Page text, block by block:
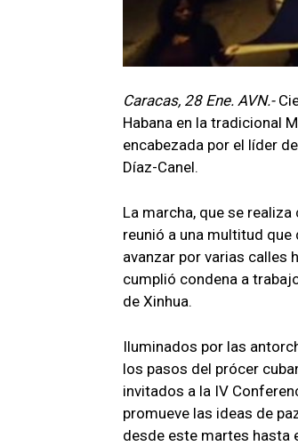
Caracas, 28 Ene. AVN.-
Habana en la tradicional
encabezada por el líder
Díaz-Canel.
La marcha, que se
reunió a una multitud que
avanzar por varias calles
cumplió condena a
de Xinhua.
Iluminados por las
los pasos del prócer
invitados a la IV
promueve las ideas de
desde este martes hasta